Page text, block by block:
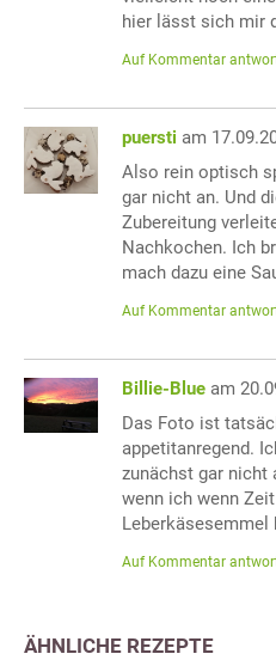
hier lässt sich mir
Auf Kommentar
puersti am
Also rein optisch
gar nicht an. Und
Zubereitung
Nachkochen. Ich
mach dazu eine
Auf Kommentar
Billie-Blue am
Das Foto ist
appetitanregend.
zunächst gar nicht
wenn ich wenn
Leberkäsesemmel
Auf Kommentar
ÄHNLICHE REZEPTE